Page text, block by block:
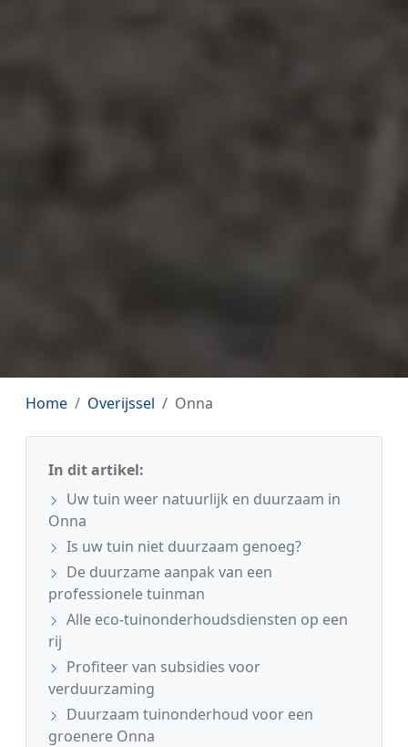
Home Overijssel Onna
In dit artikel:
Uw tuin weer natuurlijk en duurzaam in
Onna
Is uw tuin niet duurzaam genoeg?
De duurzame aanpak van een
professionele tuinman
Alle eco-tuinonderhoudsdiensten op een
rij
Profiteer van subsidies voor
verduurzaming
Duurzaam tuinonderhoud voor een
groenere Onna